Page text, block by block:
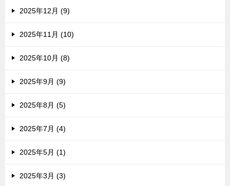
2025年12月 (9)
2025年11月 (10)
2025年10月 (8)
2025年9月 (9)
2025年8月 (5)
2025年7月 (4)
2025年5月 (1)
2025年3月 (3)